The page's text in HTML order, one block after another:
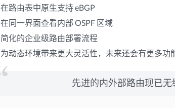
在路由表中原生支持 eBGP
在同一界面查看内部 OSPF 区域
简化的企业级路由部署流程
为动态环境带来更大灵活性，未来还会有更多功
先进的内外部路由现已无